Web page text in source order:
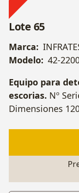
Lote 65
Marca:
Modelo: 42-
Equipo para
escorias. Nº
Dimensiones